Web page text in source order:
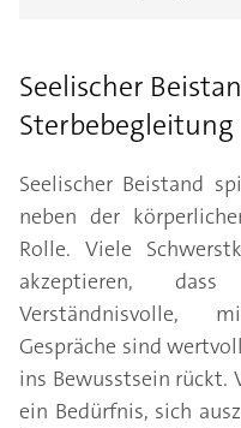
Seelischer
Sterbebegleitung
Seelischer Beistand
neben der
Rolle. Viele
akzeptieren,
Verständnisvolle,
Gespräche sind
ins Bewusstsein rückt.
ein Bedürfnis, sich